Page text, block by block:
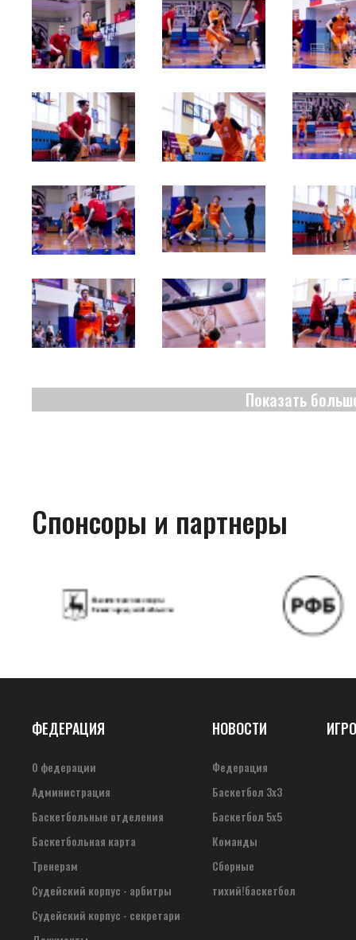
Показать
Спонсоры и партнеры
ФЕДЕРАЦИЯ
О федерации
Администрация
Баскетбольные отделения
Баскетбольная карта
Тренерам
Судейский корпус - арбитры
Судейский корпус - секретари
НОВОСТИ
Федерация
Баскетбол 3х3
Баскетбол 5х5
Команды
Сборные
тихий!баскетбол